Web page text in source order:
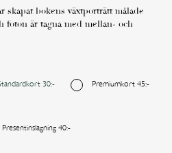
skapat bokens växtporträtt målade
foton är tagna med mellan- och
30:- Premiumkort 45:-
Presentinslagning 40:-
I morgon